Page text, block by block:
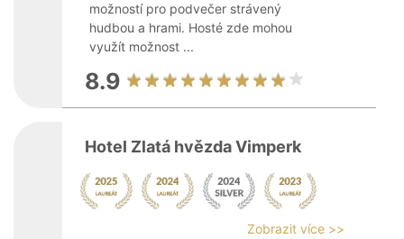
možností pro podvečer strávený
hudbou a hrami. Hosté zde mohou
využít možnost ...
8.9
Hotel Zlatá hvězda Vimperk
Zobrazit více >>